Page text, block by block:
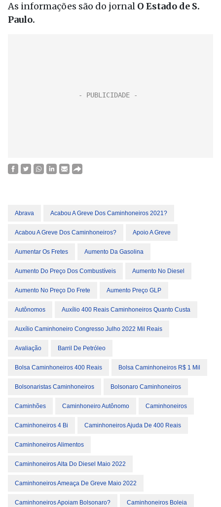
As informações são do jornal O Estado de S.
Paulo.
Abrava Acabou A Greve Dos Caminhoneiros 2021?
Acabou A Greve Dos Caminhoneiros? Apoio A Greve
Aumentar Os Fretes Aumento Da Gasolina
Aumento Do Preço Dos Combustíveis Aumento No Diesel
Aumento No Preço Do Frete Aumento Preço GLP
Autônomos Auxílio 400 Reais Caminhoneiros Quanto Custa
Auxílio Caminhoneiro Congresso Julho 2022 Mil Reais
Avaliação Barril De Petróleo
Bolsa Caminhoneiros 400 Reais Bolsa Caminhoneiros R$ 1 Mil
Bolsonaristas Caminhoneiros Bolsonaro Caminhoneiros
Caminhões Caminhoneiro Autônomo Caminhoneiros
Caminhoneiros 4 Bi Caminhoneiros Ajuda De 400 Reais
Caminhoneiros Alimentos
Caminhoneiros Alta Do Diesel Maio 2022
Caminhoneiros Ameaça De Greve Maio 2022
Caminhoneiros Apoiam Bolsonaro? Caminhoneiros Boleia